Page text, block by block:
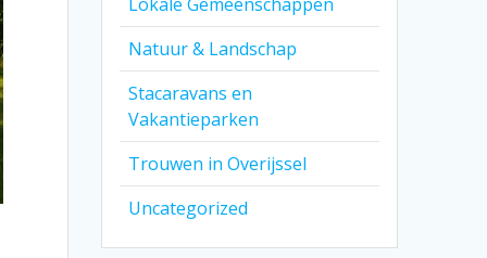
Lokale Gemeenschappen
Natuur & Landschap
Stacaravans en
Vakantieparken
Trouwen in Overijssel
Uncategorized